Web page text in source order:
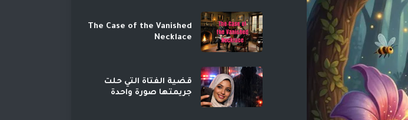
The Case of the Vanished
Necklace
قضية الفتاة التي حلت
جريمتها صورة واحدة